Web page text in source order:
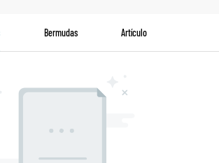
Bermudas Artículo